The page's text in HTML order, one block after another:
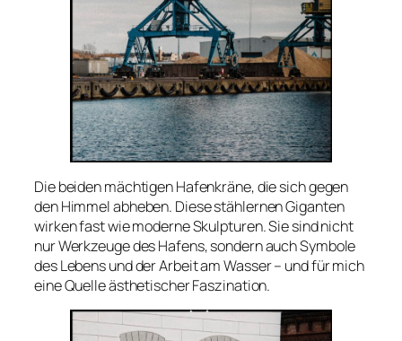
Die beiden mächtigen Hafenkräne, die sich gegen
den Himmel abheben. Diese stählernen Giganten
wirken fast wie moderne Skulpturen. Sie sind nicht
nur Werkzeuge des Hafens, sondern auch Symbole
des Lebens und der Arbeit am Wasser – und für mich
eine Quelle ästhetischer Faszination.